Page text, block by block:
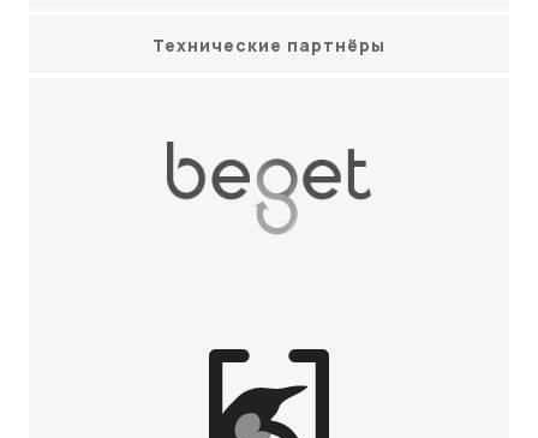
Технические партнёры
Beget
ALT Linux Space